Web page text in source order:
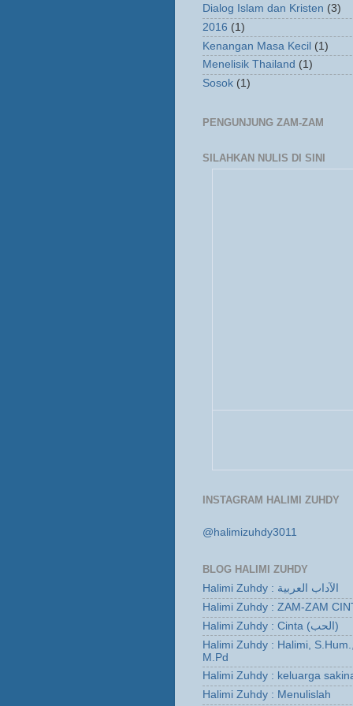
Dialog Islam dan Kristen (3)
2016 (1)
Kenangan Masa Kecil (1)
Menelisik Thailand (1)
Sosok (1)
PENGUNJUNG ZAM-ZAM
SILAHKAN NULIS DI SINI
INSTAGRAM HALIMI ZUHDY
@halimizuhdy3011
BLOG HALIMI ZUHDY
Halimi Zuhdy : الآداب العربية
Halimi Zuhdy : ZAM-ZAM
Halimi Zuhdy : Cinta (الحب)
Halimi Zuhdy : Halimi, S.Hum.,
M.Pd
Halimi Zuhdy : keluarga
Halimi Zuhdy : Menulislah